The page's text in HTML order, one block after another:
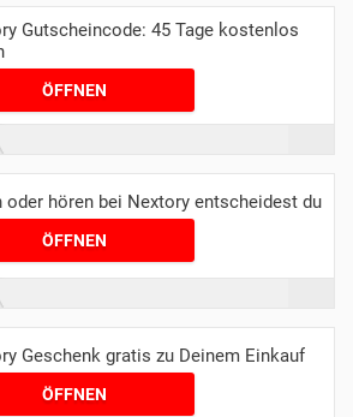
Gutscheincode: 45 Tage kostenlos
ÖFFNEN
oder hören bei Nextory entscheidest du
ÖFFNEN
Geschenk gratis zu Deinem Einkauf
ÖFFNEN